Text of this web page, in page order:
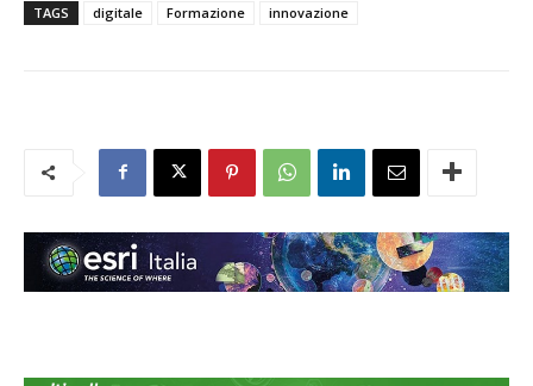
TAGS digitale Formazione innovazione